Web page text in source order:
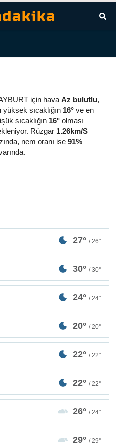
için hava Az bulutlu,
yüksek sıcaklığın 16°ve en
sıcaklığın 16°olması
Rüzgar 1.26km/S
nem oranı ise 91%
27° / 26°
30° / 30°
24° / 24°
20° / 20°
22° / 22°
22° / 22°
26° / 24°
29° / 29°